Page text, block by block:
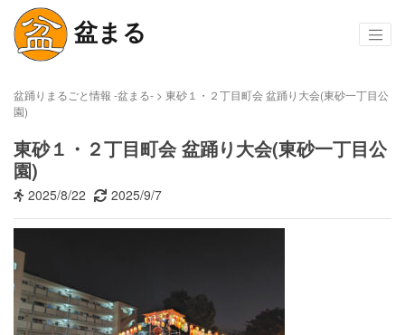
盆まる
盆踊りまるごと情報 -盆まる- > 東砂１・２丁目町会 盆踊り大会(東砂一丁目公
園)
東砂１・２丁目町会 盆踊り大会(東砂一丁目公
園)
2025/8/22 2025/9/7